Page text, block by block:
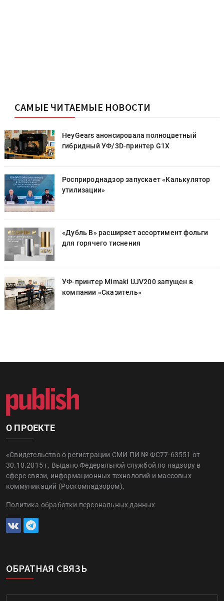
САМЫЕ ЧИТАЕМЫЕ НОВОСТИ
HeyGears анонсировала полноцветный
гибридный УФ/3D-принтер G1X
Росприроднадзор запускает «Калькулятор
утилизации»
«Дубль В» расширяет ассортимент фольги
для горячего тиснения
УФ-принтер Mimaki UJV200 запущен в
компании «Сказитель»
О ПРОЕКТЕ
«Свидетельство о регистрации СМИ ПИ № ФС77-63551 от
30.10.2015 г. Выдано Федеральной службой по надзору в
сфере связи, информационных технологий и массовых
коммуникаций (Роскомнадзором).
Политика обработки персональных данных
ОБРАТНАЯ СВЯЗЬ